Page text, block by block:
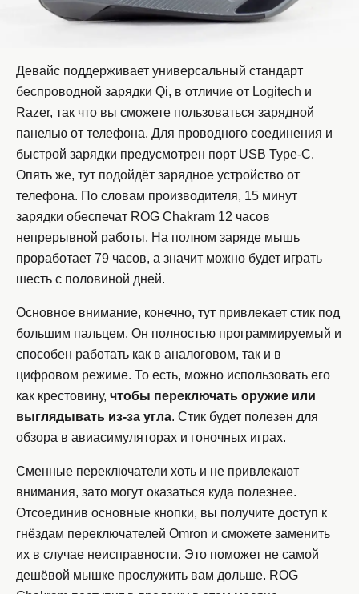
Девайс поддерживает универсальный стандарт
беспроводной зарядки Qi, в отличие от Logitech и
Razer, так что вы сможете пользоваться зарядной
панелью от телефона. Для проводного соединения и
быстрой зарядки предусмотрен порт USB Type-C.
Опять же, тут подойдёт зарядное устройство от
телефона. По словам производителя, 15 минут
зарядки обеспечат ROG Chakram 12 часов
непрерывной работы. На полном заряде мышь
проработает 79 часов, а значит можно будет играть
шесть с половиной дней.
Основное внимание, конечно, тут привлекает стик под
большим пальцем. Он полностью программируемый и
способен работать как в аналоговом, так и в
цифровом режиме. То есть, можно использовать его
как крестовину, чтобы переключать оружие или
выглядывать из-за угла. Стик будет полезен для
обзора в авиасимуляторах и гоночных играх.
Сменные переключатели хоть и не привлекают
внимания, зато могут оказаться куда полезнее.
Отсоединив основные кнопки, вы получите доступ к
гнёздам переключателей Omron и сможете заменить
их в случае неисправности. Это поможет не самой
дешёвой мышке прослужить вам дольше. ROG